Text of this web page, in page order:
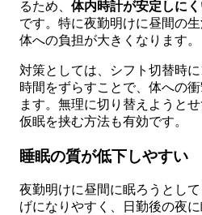
るため、 体内時計が安定しに
です。特に夜勤明けに昼間の
体への負担が大きくなります。
対策としては、シフト切替時
時間をずらすことで、体への
ます。無理に切り替えようと
仮眠を挟む方法も有効です。
睡眠の質が低下しやすい
夜勤明けに昼間に眠ろうとし
げになりやすく、日勤後の夜